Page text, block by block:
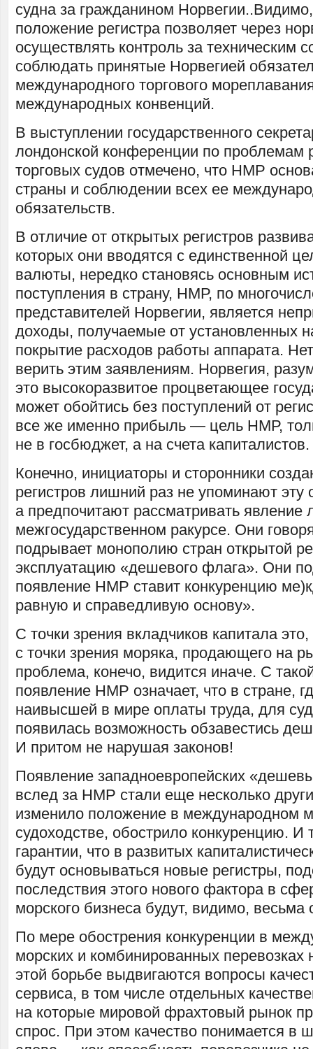
судна за гражданином
положение регистра позволяет через
осуществлять контроль за техническим
соблюдать принятые Норвегией
международного торгового
международных конвенций.
В выступлении государственного
лондонской конференции по проблемам
торговых судов отмечено, что НМР
страны и соблюдении всех ее
обязательств.
В отличие от открытых регистров
которых они вводятся с единственной
валюты, нередко становясь основным
поступления в страну, НМР, по
представителей Норвегии, является
доходы, получаемые от установленных
покрытие расходов работы аппарата.
верить этим заявлениям. Норвегия,
это высокоразвитое процветающее
может обойтись без поступлений от
все же именно прибыль — цель НМР,
не в госбюджет, а на счета капиталистов.
Конечно, инициаторы и сторонники
регистров лишний раз не упоминают эту
а предпочитают рассматривать явление
межгосударственном ракурсе. Они
подрывает монополию стран открытой
эксплуатацию «дешевого флага». Они
появление НМР ставит конкуренцию
равную и справедливую основу».
С точки зрения вкладчиков капитала
с точки зрения моряка, продающего на
проблема, конечо, видится иначе. С
появление НМР означает, что в стране,
наивысшей в мире оплаты труда, для
появилась возможность обзавестись
И притом не нарушая законов!
Появление западноевропейских
вслед за НМР стали еще несколько
изменило положение в международном
судоходстве, обострило конкуренцию. И
гарантии, что в развитых
будут основываться новые регистры,
последствия этого нового фактора в
морского бизнеса будут, видимо,
По мере обострения конкуренции в
морских и комбинированных перевозках
этой борьбе выдвигаются вопросы
сервиса, в том числе отдельных
на которые мировой фрахтовый рынок
спрос. При этом качество понимается в